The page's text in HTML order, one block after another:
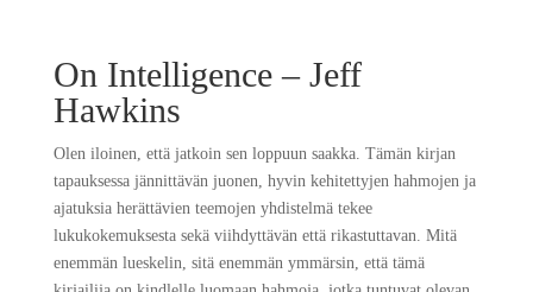
On Intelligence – Jeff
Hawkins
Olen iloinen, että jatkoin sen loppuun saakka. Tämän kirjan
tapauksessa jännittävän juonen, hyvin kehitettyjen hahmojen ja
ajatuksia herättävien teemojen yhdistelmä tekee
lukukokemuksesta sekä viihdyttävän että rikastuttavan. Mitä
enemmän lueskelin, sitä enemmän ymmärsin, että tämä